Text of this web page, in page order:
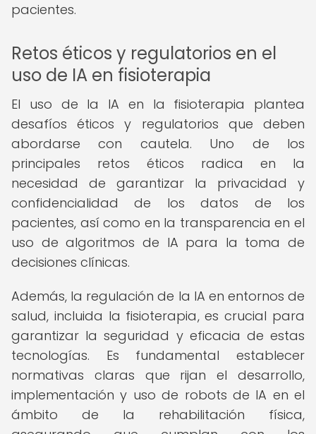
pacientes.
Retos éticos y regulatorios en el
uso de IA en fisioterapia
El uso de la IA en la fisioterapia plantea
desafíos éticos y regulatorios que deben
abordarse con cautela. Uno de los
principales retos éticos radica en la
necesidad de garantizar la privacidad y
confidencialidad de los datos de los
pacientes, así como en la transparencia en el
uso de algoritmos de IA para la toma de
decisiones clínicas.
Además, la regulación de la IA en entornos de
salud, incluida la fisioterapia, es crucial para
garantizar la seguridad y eficacia de estas
tecnologías. Es fundamental establecer
normativas claras que rijan el desarrollo,
implementación y uso de robots de IA en el
ámbito de la rehabilitación física,